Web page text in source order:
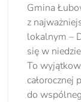
Gmina
z
lokalnym –
się w
To
całorocznej
do